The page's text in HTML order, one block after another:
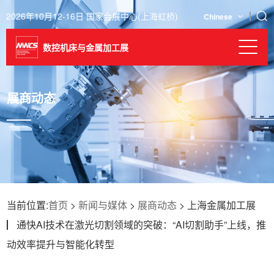
2026年10月12-16日 国家会展中心(上海虹桥) Chinese
数控机床与金属加工展
展商动态
当前位置:首页 >新闻与媒体 > 展商动态 > 上海金属加工展
▏通快AI技术在激光切割领域的突破：“AI切割助手”上线，推
动效率提升与智能化转型